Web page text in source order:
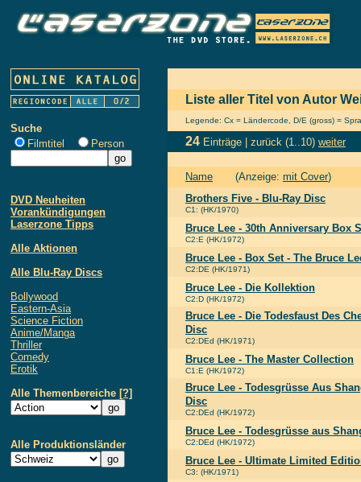
Suche
Filmtitel
Person
DVD Neuheiten
Vorankündigungen
Laserzone Tipps
Alle Aktionen
Alle Blu-Ray Discs
Bollywood
Eastern-Asia
Science Fiction
Anime/Manga
Thriller
Comedy
Erotik
Alle Themenbereiche [?]
Alle Produktionsländer
Liste aller Titel von Autor
Legende: Cx = Ländercode, D/E (gross) =
24 Einträge | zurück (1..10) weiter
Name (Anzeige: mit Cover)
Brothers Five - Blu-Ray Disc
C1: (HK/1970)
Bruce Lee - 30th Anniversary Box
C2:E (HK/1972)
Bruce Lee - Box Set - The Bruce
C2:DE (HK/1971)
Bruce Lee - Die Kollektion
C2:D (HK/1972)
Bruce Lee - Die Todesfaust Des
Disc
C2:DEd (HK/1971)
Bruce Lee - The Master Collection
C1:E (HK/1972)
Bruce Lee - Todesgrüsse Aus
Disc
C2:DEd (HK/1972)
Bruce Lee - Todesgrüsse aus
C2:DEd (HK/1972)
Bruce Lee - Ultimate Limited
C3: (HK/1971)